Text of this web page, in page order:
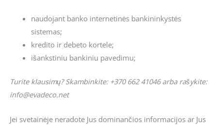
naudojant banko internetinės bankininkystės
sistemas;
kredito ir debeto kortele;
išankstiniu bankiniu pavedimu;
Turite klausimų? Skambinkite: +370 662 41046 arba rašykite:
info@evadeco.net
Jei svetainėje neradote Jus dominančios informacijos ar Jus